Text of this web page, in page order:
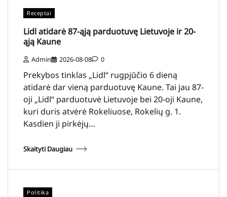
Receptai
Lidl atidarė 87-ąją parduotuvę Lietuvoje ir 20-
ąją Kaune
Admin 2026-08-08 0
Prekybos tinklas „Lidl“ rugpjūčio 6 dieną
atidarė dar vieną parduotuvę Kaune. Tai jau 87-
oji „Lidl“ parduotuvė Lietuvoje bei 20-oji Kaune,
kuri duris atvėrė Rokeliuose, Rokelių g. 1.
Kasdien ji pirkėjų…
Skaityti Daugiau
Politika